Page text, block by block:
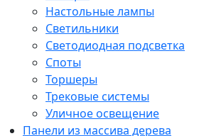
Настольные лампы
Светильники
Светодиодная подсветка
Споты
Торшеры
Трековые системы
Уличное освещение
Панели из массива дерева